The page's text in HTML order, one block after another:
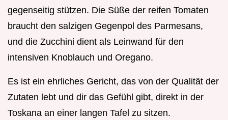
gegenseitig stützen. Die Süße der reifen Tomaten
braucht den salzigen Gegenpol des Parmesans,
und die Zucchini dient als Leinwand für den
intensiven Knoblauch und Oregano.
Es ist ein ehrliches Gericht, das von der Qualität der
Zutaten lebt und dir das Gefühl gibt, direkt in der
Toskana an einer langen Tafel zu sitzen.